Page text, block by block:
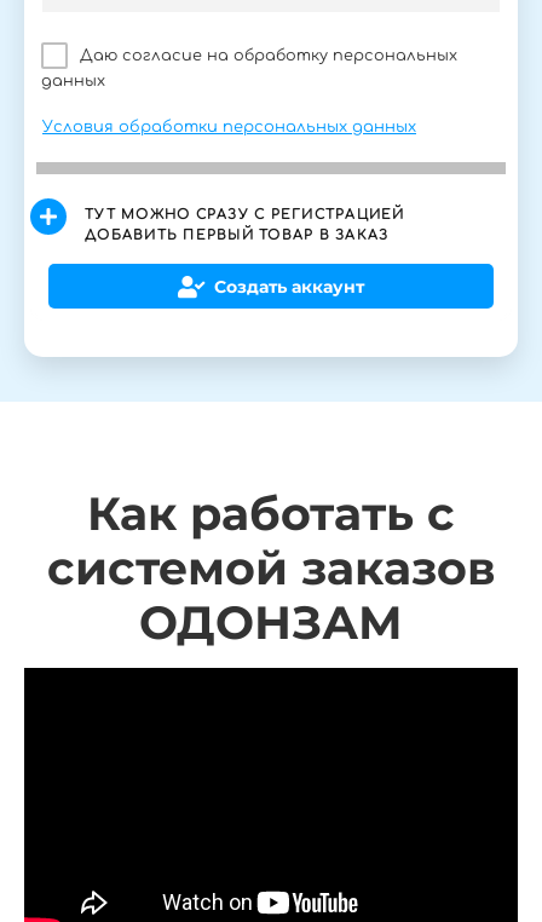
Даю согласие на обработку персональных
данных
Условия обработки персональных данных
ТУТ МОЖНО СРАЗУ С РЕГИСТРАЦИЕЙ
ДОБАВИТЬ ПЕРВЫЙ ТОВАР В ЗАКАЗ
Создать аккаунт
Как работать с
системой заказов
ОДОНЗАМ